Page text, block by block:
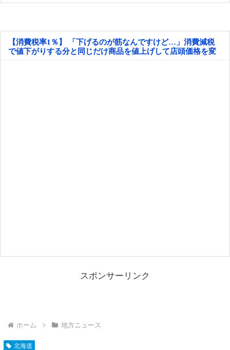
【消費税率1％】 「下げるのが筋なんですけど…」消費減税
で値下がりする分と同じだけ商品を値上げして店頭価格を変
えない店も
スポンサーリンク
ホーム 地方ニュース
北海道